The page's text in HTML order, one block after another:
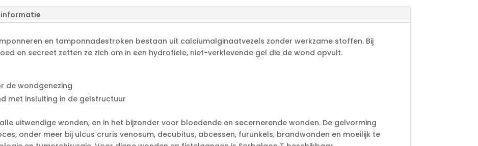
:
en tamponnadestroken bestaan uit calciumalginaatvezels zonder werkzame stoffen. Bij
en secreet zetten ze zich om in een hydrofiele, niet-verklevende gel die de wond opvult.
de wondgenezing
met insluiting in de gelstructuur
uitwendige wonden, en in het bijzonder voor bloedende en secernerende wonden. De gelvorming
onder meer bij ulcus cruris venosum, decubitus, abcessen, furunkels, brandwonden en moeilijk te